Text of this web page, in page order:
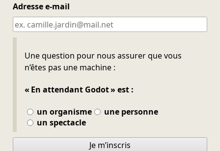
Adresse e-mail
Une question pour nous assurer que vous
n’êtes pas une machine :
« En attendant Godot » est :
un organisme
une personne
un spectacle
Ne pas remplir
Je m’inscris